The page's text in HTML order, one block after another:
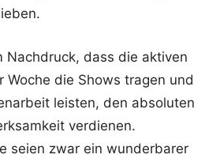
Nachdruck, dass die aktiven
Woche die Shows tragen und
leisten, den absoluten
verdienen.
seien zwar ein wunderbarer